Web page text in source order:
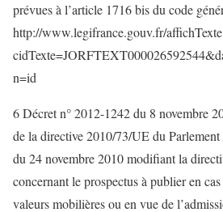
prévues à l’article 1716 bis du code
http://www.legifrance.gouv.fr/
n=id
6 Décret n° 2012-1242 du 8 novembre
de la directive 2010/73/UE du
du 24 novembre 2010 modifiant la
concernant le prospectus à publier en
valeurs mobilières ou en vue de